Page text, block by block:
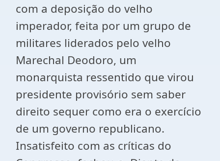
com a deposição do velho
imperador, feita por um grupo de
militares liderados pelo velho
Marechal Deodoro, um
monarquista ressentido que virou
presidente provisório sem saber
direito sequer como era o exercício
de um governo republicano.
Insatisfeito com as críticas do